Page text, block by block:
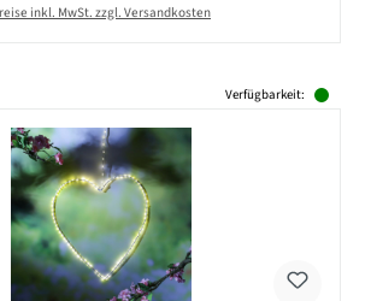
inkl. MwSt. zzgl. Versandkosten
Verfügbarkeit: